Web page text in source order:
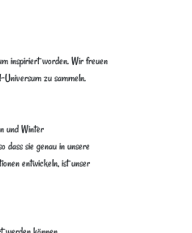
inspiriert worden. Wir freuen
Universum zu sammeln.
und Winter
dass sie genau in unsere
entwickeln, ist unser